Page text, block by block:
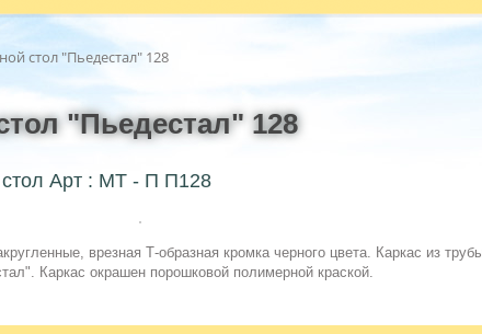
стол "Пьедестал" 128
"Пьедестал" 128
Арт : МТ - П П128
врезная Т-образная кромка черного цвета. Каркас из
Каркас окрашен порошковой полимерной краской.